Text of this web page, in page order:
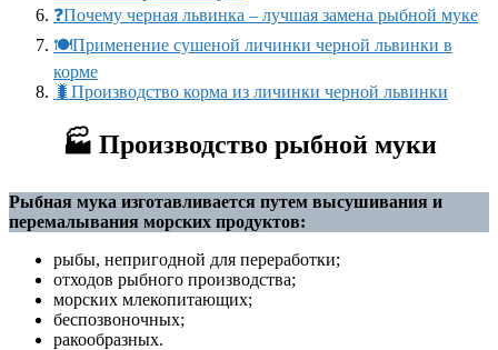
❓Почему черная львинка – лучшая замена рыбной муке
🍽️Применение сушеной личинки черной львинки в
корме
🐛Производство корма из личинки черной львинки
🏭 Производство рыбной муки
Рыбная мука изготавливается путем высушивания и
перемалывания морских продуктов:
рыбы, непригодной для переработки;
отходов рыбного производства;
морских млекопитающих;
беспозвоночных;
ракообразных.